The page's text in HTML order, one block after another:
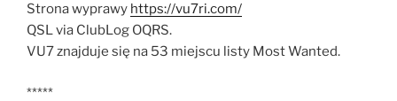
Strona wyprawy https://vu7ri.com/
QSL via ClubLog OQRS.
VU7 znajduje się na 53 miejscu listy Most Wanted.
*****